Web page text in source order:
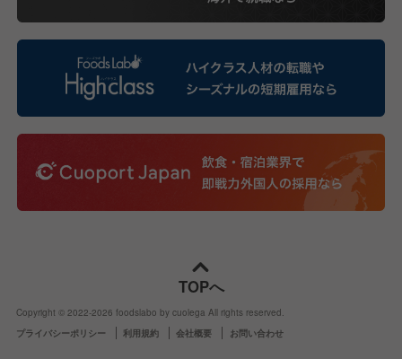
TOPへ
Copyright © 2022-2026 foodslabo by cuolega All rights reserved.
プライバシーポリシー
利用規約 会社概要 お問い合わせ